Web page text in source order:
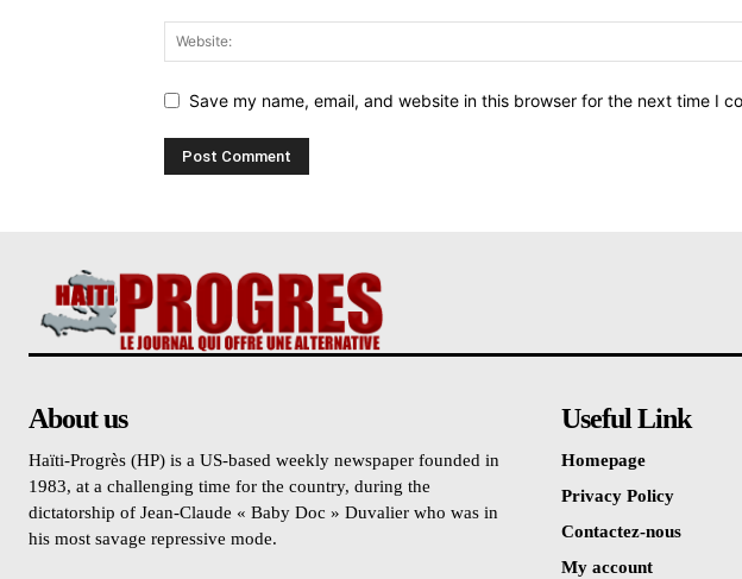
Save my name, email, and website in this browser for the next time I
About us
Haïti-Progrès (HP) is a US-based weekly newspaper founded in
1983, at a challenging time for the country, during the
dictatorship of Jean-Claude « Baby Doc » Duvalier who was in
his most savage repressive mode.
Useful Link
Homepage
Privacy Policy
Contactez-nous
My account